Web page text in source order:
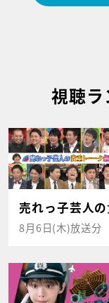
視聴
売れっ子芸人
8月6日(木)放送分